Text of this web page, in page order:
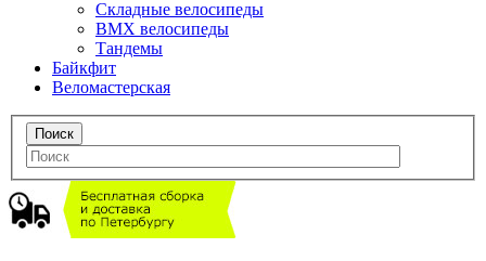
Складные велосипеды
BMX велосипеды
Тандемы
Байкфит
Веломастерская